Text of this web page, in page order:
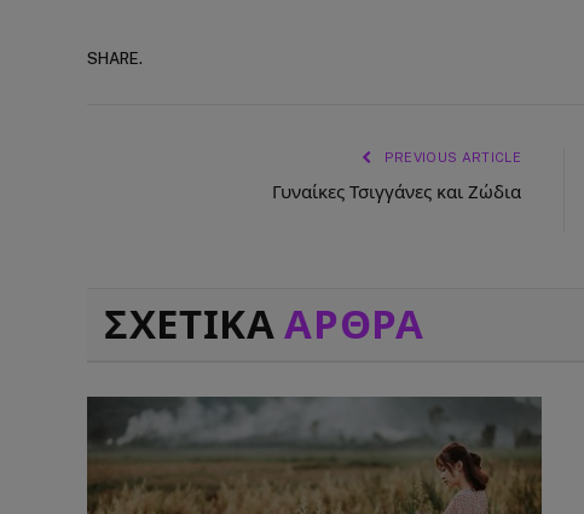
SHARE.
PREVIOUS ARTICLE
Γυναίκες Τσιγγάνες και Ζώδια
ΣΧΕΤΙΚΑ ΑΡΘΡΑ